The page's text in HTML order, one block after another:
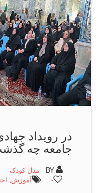
در رویداد جهادی
جامعه چه گذشت؟
مدل کودک
آموزش,اجتماعی ,